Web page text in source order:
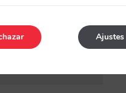
de configuración
Ajustes